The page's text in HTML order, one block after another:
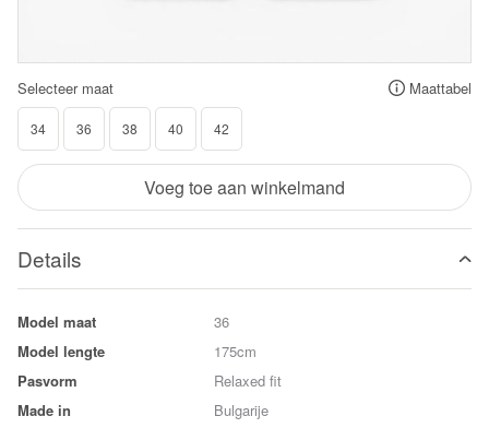
Selecteer maat Maattabel
34 36 38 40 42
Voeg toe aan winkelmand
Details
Model maat
36
Model lengte
175cm
Pasvorm
Relaxed fit
Made in
Bulgarije